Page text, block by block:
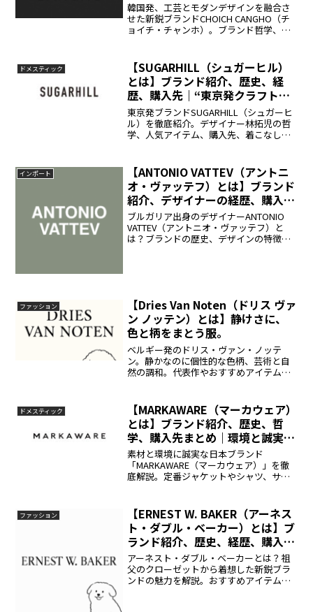
韓国発、工芸とモダンデザインを融合さ
せた新鋭ブランドCHOICH CANGHO（チ
ョイチ・チャンホ）。ブランド哲学、歴
ドメスティック
【SUGARHILL（シュガーヒル）
とは】ブランド紹介、歴史、経
歴、購入先｜“東京発クラフト魂
の新境地”
東京発ブランドSUGARHILL（シュガーヒ
ル）を徹底紹介。デザイナー林拓児の哲
学、人気アイテム、購入先、着こなし提
インポート
【ANTONIO VATTEV（アントニ
オ・ヴァッテフ）とは】ブランド
紹介、デザイナーの経歴、購入先
まとめ｜構築的シルエットとクラ
フト精神の融合
ブルガリア出身のデザイナーANTONIO
VATTEV（アントニオ・ヴァッテフ）と
は？ブランドの歴史、デザインの特徴、
ファッション
【Dries Van Noten（ドリス ヴァ
ン ノッテン）とは】静けさに、
色と柄をまとう服。
ベルギー発のドリス・ヴァン・ノッテ
ン。静かなのに個性的な色柄、芸術と自
然の調和。代表作やおすすめアイテム、
ドメスティック
【MARKAWARE（マーカウェア）
とは】ブランド紹介、歴史、哲
学、購入先まとめ｜環境と誠実に
向き合う、美しいミニマリズム
素材と環境に誠実な日本ブランド
「MARKAWARE（マーカウェア）」を徹
底解説。定番ジャケットやシャツ、サス
ファッション
【ERNEST W. BAKER（アーネス
ト・ダブル・ベーカー）とは】ブ
ランド紹介、歴史、経歴、購入先
など。
アーネスト・ダブル・ベーカーとは？祖
父のクローゼットから着想した新鋭ブラ
ンドの魅力を解説。おすすめアイテム、